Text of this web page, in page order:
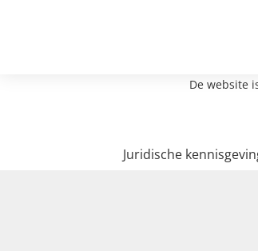
De website
Juridische